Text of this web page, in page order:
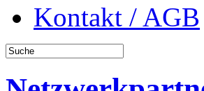
Kontakt / AGB